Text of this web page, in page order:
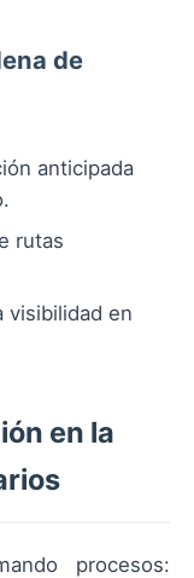
de
anticipada
rutas
visibilidad en
en la
procesos: